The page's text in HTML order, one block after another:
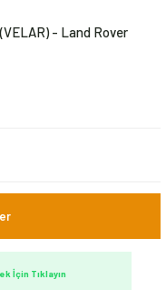
- Land Rover
İçin Tıklayın